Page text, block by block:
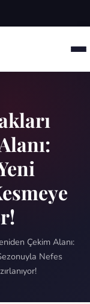
Çekim Alanı:
Nefes